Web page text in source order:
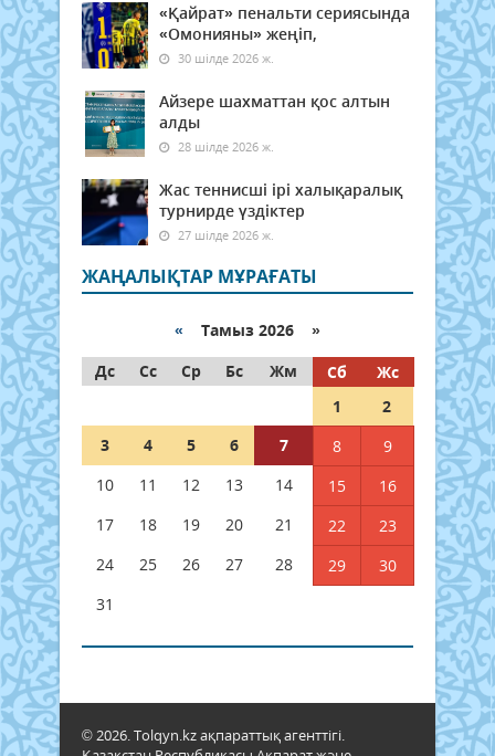
«Қайрат» пенальти сериясында
«Омонияны» жеңіп,
30 шілде 2026 ж.
Айзере шахматтан қос алтын
алды
28 шілде 2026 ж.
Жас теннисші ірі халықаралық
турнирде үздіктер
27 шілде 2026 ж.
ЖАҢАЛЫҚТАР МҰРАҒАТЫ
« Тамыз 2026 »
Дс
Сс Ср Бс Жм Сб
Жс
1
2
3
4 5 6 7 8
9
10
11 12 13 14 15
16
17
18 19 20 21 22
23
24
25 26 27 28 29
30
31
© 2026. Tolqyn.kz ақпараттық агенттігі.